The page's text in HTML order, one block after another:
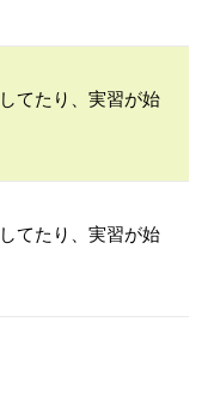
てたり、実習が始
てたり、実習が始